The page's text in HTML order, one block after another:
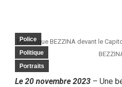
Police
Politique
Portraits
Dominique BEZZINA devant le
Le 20 novembre 2023 – Une